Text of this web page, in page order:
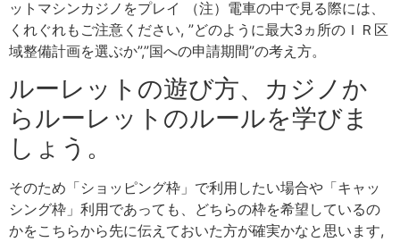
ットマシンカジノをプレイ （注）電車の中で見る際には、
くれぐれもご注意ください, ”どのように最大3ヵ所のＩＲ区
域整備計画を選ぶか”,”国への申請期間”の考え方。
ルーレットの遊び方、カジノか
らルーレットのルールを学びま
しょう。
そのため「ショッピング枠」で利用したい場合や「キャッ
シング枠」利用であっても、どちらの枠を希望しているの
かをこちらから先に伝えておいた方が確実かなと思います,